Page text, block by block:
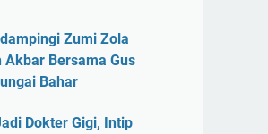
Zumi Zola
Akbar Bersama Gus
Bahar
Dokter Gigi, Intip